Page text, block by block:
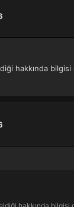
hakkında bilgisi